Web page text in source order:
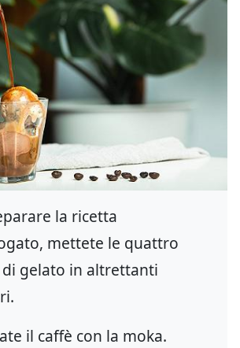
la ricetta
mettete le quattro
gelato in altrettanti
il caffè con la moka.